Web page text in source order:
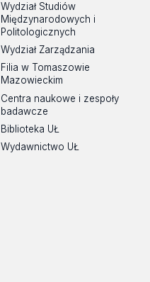
Wydział Studiów
Międzynarodowych i
Politologicznych
Wydział Zarządzania
Filia w Tomaszowie
Mazowieckim
Centra naukowe i zespoły
badawcze
Biblioteka UŁ
Wydawnictwo UŁ